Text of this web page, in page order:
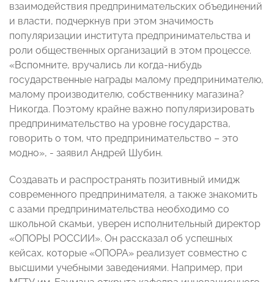
взаимодействия предпринимательских объединений
и власти, подчеркнув при этом значимость
популяризации института предпринимательства и
роли общественных организаций в этом процессе.
«Вспомните, вручались ли когда-нибудь
государственные награды малому предпринимателю,
малому производителю, собственнику магазина?
Никогда. Поэтому крайне важно популяризировать
предпринимательство на уровне государства,
говорить о том, что предпринимательство – это
модно», - заявил Андрей Шубин.
Создавать и распространять позитивный имидж
современного предпринимателя, а также знакомить
с азами предпринимательства необходимо со
школьной скамьи, уверен исполнительный директор
«ОПОРЫ РОССИИ». Он рассказал об успешных
кейсах, которые «ОПОРА» реализует совместно с
высшими учебными заведениями. Например, при